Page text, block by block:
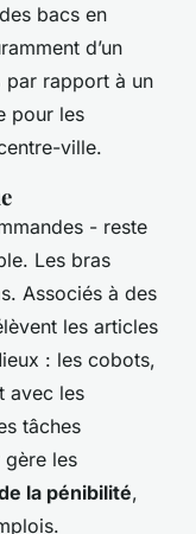
bacs en
d’un
par rapport à un
pour les
ville.
- reste
Les bras
Associés à des
les articles
: les cobots,
avec les
tâches
gère les
la pénibilité,